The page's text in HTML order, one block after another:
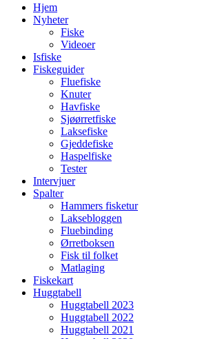
Hjem
Nyheter
Fiske
Videoer
Isfiske
Fiskeguider
Fluefiske
Knuter
Havfiske
Sjøørretfiske
Laksefiske
Gjeddefiske
Haspelfiske
Tester
Intervjuer
Spalter
Hammers fisketur
Laksebloggen
Fluebinding
Ørretboksen
Fisk til folket
Matlaging
Fiskekart
Huggtabell
Huggtabell 2023
Huggtabell 2022
Huggtabell 2021